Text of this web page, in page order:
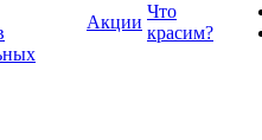
Акции
Что
красим?